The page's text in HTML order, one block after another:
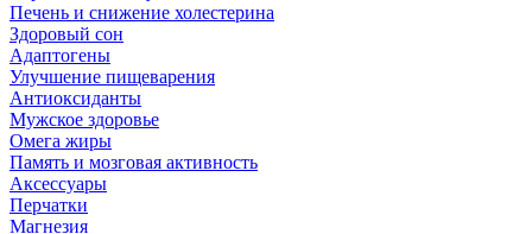
Печень и снижение холестерина
Здоровый сон
Адаптогены
Улучшение пищеварения
Антиоксиданты
Мужское здоровье
Омега жиры
Память и мозговая активность
Аксессуары
Перчатки
Магнезия